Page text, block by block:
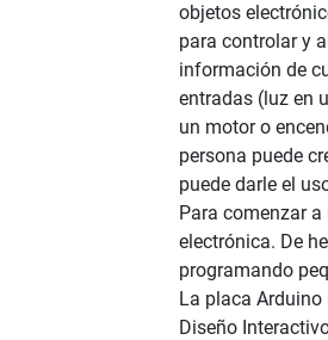
objetos
para controlar y
información de
entradas (luz en
un motor o
persona puede
puede darle el
Para comenzar
electrónica. De
programando
La placa
Diseño